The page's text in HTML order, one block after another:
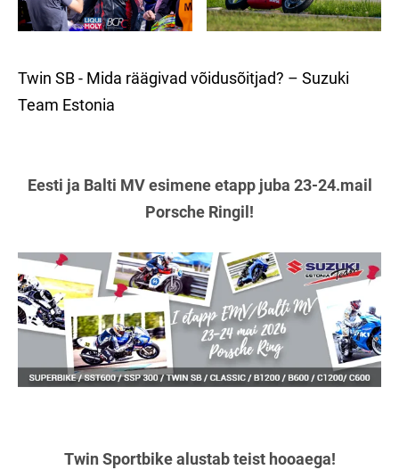
Twin SB - Mida räägivad võidusõitjad? – Suzuki
Team Estonia
Eesti ja Balti MV esimene etapp juba 23-24.mail
Porsche Ringil!
Twin Sportbike alustab teist hooaega!